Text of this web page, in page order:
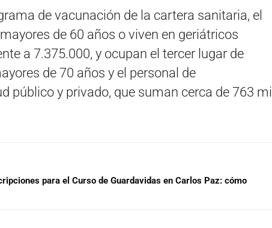
de vacunación de la cartera sanitaria, el
de 60 años o viven en geriátricos
a 7.375.000, y ocupan el tercer lugar de
de 70 años y el personal de
público y privado, que suman cerca de 763 mil
para el Curso de Guardavidas en Carlos Paz: cómo